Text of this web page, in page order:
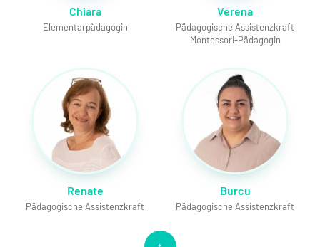
Chiara
Elementarpädagogin
Verena
Pädagogische Assistenzkraft
Montessori-Pädagogin
Renate
Pädagogische Assistenzkraft
Burcu
Pädagogische Assistenzkraft